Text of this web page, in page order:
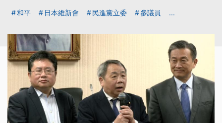
和平 日本維新會 民進黨立委 參議員 ...